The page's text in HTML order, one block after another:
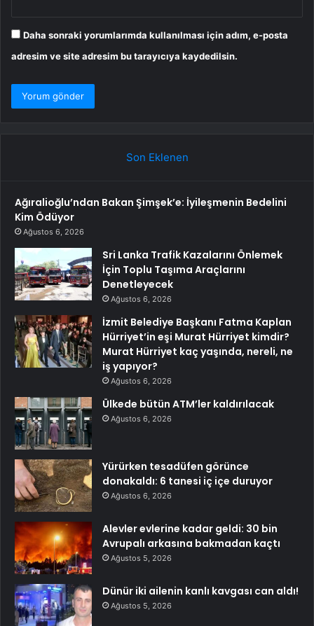
Daha sonraki yorumlarımda kullanılması için adım, e-posta
adresim ve site adresim bu tarayıcıya kaydedilsin.
Son Eklenen
Ağıralioğlu’ndan Bakan Şimşek’e: İyileşmenin Bedelini
Kim Ödüyor
Ağustos 6, 2026
Sri Lanka Trafik Kazalarını Önlemek
İçin Toplu Taşıma Araçlarını
Denetleyecek
Ağustos 6, 2026
İzmit Belediye Başkanı Fatma Kaplan
Hürriyet’in eşi Murat Hürriyet kimdir?
Murat Hürriyet kaç yaşında, nereli, ne
iş yapıyor?
Ağustos 6, 2026
Ülkede bütün ATM’ler kaldırılacak
Ağustos 6, 2026
Yürürken tesadüfen görünce
donakaldı: 6 tanesi iç içe duruyor
Ağustos 6, 2026
Alevler evlerine kadar geldi: 30 bin
Avrupalı arkasına bakmadan kaçtı
Ağustos 5, 2026
Dünür iki ailenin kanlı kavgası can aldı!
Ağustos 5, 2026